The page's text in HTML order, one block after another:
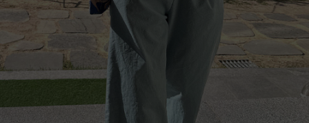
셔츠&블라우스
와이드팬츠